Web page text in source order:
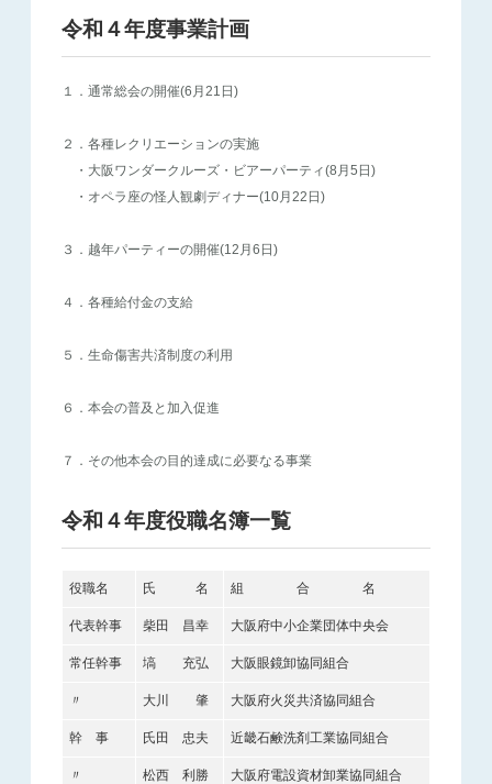
令和４年度事業計画
１．通常総会の開催(6月21日)
２．各種レクリエーションの実施
・大阪ワンダークルーズ・ビアーパーティ(8月5日)
・オペラ座の怪人観劇ディナー(10月22日)
３．越年パーティーの開催(12月6日)
４．各種給付金の支給
５．生命傷害共済制度の利用
６．本会の普及と加入促進
７．その他本会の目的達成に必要なる事業
令和４年度役職名簿一覧
役職名 氏 名 組 合 名
代表幹事 柴田 昌幸 大阪府中小企業団体中央会
常任幹事 塙 充弘 大阪眼鏡卸協同組合
〃 大川 肇 大阪府火災共済協同組合
幹 事 氏田 忠夫 近畿石鹸洗剤工業協同組合
〃 松西 利勝 大阪府電設資材卸業協同組合